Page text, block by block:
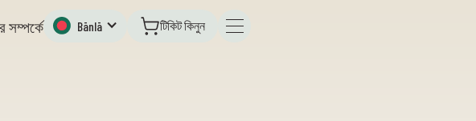
সম্পর্কে Bānlā টিকিট কিনুন